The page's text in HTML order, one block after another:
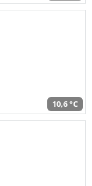
10,6 °C